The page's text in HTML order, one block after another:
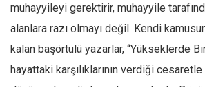
muhayyileyi gerektirir, muhayyile
alanlara razı olmayı değil. Kendi
kalan başörtülü yazarlar, “Yükseklerde Bir
hayattaki karşılıklarının verdiği cesaretle